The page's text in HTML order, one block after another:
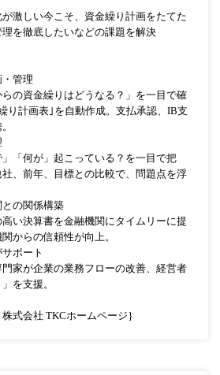
激しい今こそ、資金繰り計画をたてた
理を徹底したいなどの課題を解決
・管理
の資金繰りはどうなる？」を一目で確
り計画表｣を自動作成。支払承認、IB支
「何が」起こっている？を一目で把
、前年、目標との比較で、問題点を浮
との関係構築
い決算書を金融機関にタイムリーに提
からの信頼性が向上。
サポート
家が企業の業務フローの改善、経営者
を支援。
株式会社 TKCホームページ｝